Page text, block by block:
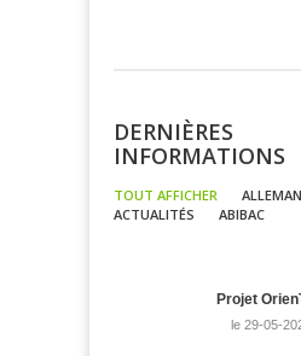
DERNIÈRES
INFORMATIONS
TOUT AFFICHER
ACTUALITÉS
ABIBAC
Projet
le 29-05-